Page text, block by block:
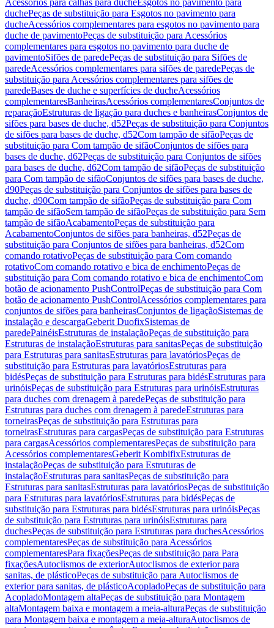
Acessórios para calhas para ducheEsgotos no pavimento para
duchePeças de substituição para Esgotos no pavimento para
ducheAcessórios complementares para esgotos no pavimento para
duche de pavimentoPeças de substituição para Acessórios
complementares para esgotos no pavimento para duche de
pavimentoSifões de paredePeças de substituição para Sifões de
paredeAcessórios complementares para sifões de paredePeças de
substituição para Acessórios complementares para sifões de
paredeBases de duche e superfícies de ducheAcessórios
complementaresBanheirasAcessórios complementaresConjuntos de
reparaçãoEstruturas de ligação para duches e banheirasConjuntos de
sifões para bases de duche, d52Peças de substituição para Conjuntos
de sifões para bases de duche, d52Com tampão de sifãoPeças de
substituição para Com tampão de sifãoConjuntos de sifões para
bases de duche, d62Peças de substituição para Conjuntos de sifões
para bases de duche, d62Com tampão de sifãoPeças de substituição
para Com tampão de sifãoConjuntos de sifões para bases de duche,
d90Peças de substituição para Conjuntos de sifões para bases de
duche, d90Com tampão de sifãoPeças de substituição para Com
tampão de sifãoSem tampão de sifãoPeças de substituição para Sem
tampão de sifãoAcabamentoPeças de substituição para
AcabamentoConjuntos de sifões para banheiras, d52Peças de
substituição para Conjuntos de sifões para banheiras, d52Com
comando rotativoPeças de substituição para Com comando
rotativoCom comando rotativo e bica de enchimentoPeças de
substituição para Com comando rotativo e bica de enchimentoCom
botão de acionamento PushControlPeças de substituição para Com
botão de acionamento PushControlAcessórios complementares para
conjuntos de sifões para banheirasConjuntos de ligaçãoSistemas de
instalação e descargaGeberit DuofixSistemas de
paredePainéisEstruturas de instalaçãoPeças de substituição para
Estruturas de instalaçãoEstruturas para sanitasPeças de substituição
para Estruturas para sanitasEstruturas para lavatóriosPeças de
substituição para Estruturas para lavatóriosEstruturas para
bidésPeças de substituição para Estruturas para bidésEstruturas para
urinóisPeças de substituição para Estruturas para urinóisEstruturas
para duches com drenagem à paredePeças de substituição para
Estruturas para duches com drenagem à paredeEstruturas para
torneirasPeças de substituição para Estruturas para
torneirasEstruturas para cargasPeças de substituição para Estruturas
para cargasAcessórios complementaresPeças de substituição para
Acessórios complementaresGeberit KombifixEstruturas de
instalaçãoPeças de substituição para Estruturas de
instalaçãoEstruturas para sanitasPeças de substituição para
Estruturas para sanitasEstruturas para lavatóriosPeças de substituição
para Estruturas para lavatóriosEstruturas para bidésPeças de
substituição para Estruturas para bidésEstruturas para urinóisPeças
de substituição para Estruturas para urinóisEstruturas para
duchesPeças de substituição para Estruturas para duchesAcessórios
complementaresPeças de substituição para Acessórios
complementaresPara fixaçõesPeças de substituição para Para
fixaçõesAutoclismos de exteriorAutoclismos de exterior para
sanitas, de plásticoPeças de substituição para Autoclismos de
exterior para sanitas, de plásticoAcopladoPeças de substituição para
AcopladoMontagem altaPeças de substituição para Montagem
altaMontagem baixa e montagem a meia-alturaPeças de substituição
para Montagem baixa e montagem a meia-alturaAutoclismos de